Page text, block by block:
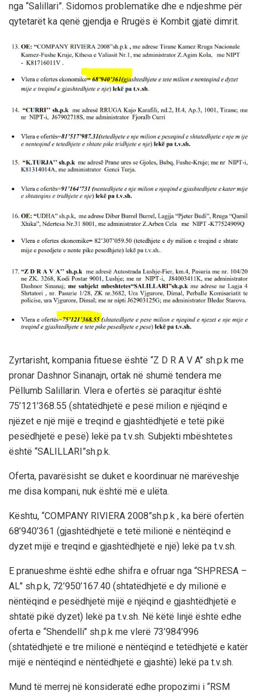
nga “Salillari”. Sidomos problematike dhe e ndjeshme për
qytetarët ka qenë gjendja e Rrugës ë Kombit gjatë dimrit.
Zyrtarisht, kompania fituese është “Z D R A V A’’ sh.p.k me
pronar Dashnor Sinanajn, ortak në shumë tendera me
Pëllumb Salillarin. Vlera e ofertës së paraqitur është
75’121’368.55 (shtatëdhjetë e pesë milion e njëqind e
njëzet e një mijë e treqind e gjashtëdhjetë e tetë pikë
pesëdhjetë e pesë) lekë pa t.v.sh. Subjekti mbështetes
është “SALILLARI”sh.p.k.
Oferta, pavarësisht se duket e koordinuar në marëveshje
me disa kompani, nuk është më e ulëta.
Kështu, “COMPANY RIVIERA 2008”sh.p.k , ka bërë ofertën
68’940’361 (gjashtëdhjetë e tetë milionë e nëntëqind e
dyzet mijë e treqind e gjashtëdhjetë e një) lekë pa t.v.sh.
E pranueshme është edhe shifra e ofruar nga “SHPRESA –
AL’’ sh.p.k, 72’950’167.40 (shtatëdhjetë e dy milionë e
nëntëqind e pesëdhjetë mijë e njëqind e gjashtëdhjetë e
shtatë pikë dyzet) lekë pa t.v.sh. Në këtë linjë është edhe
oferta e “Shendelli’’ sh.p.k me vlerë 73’984’996
(shtatëdhjetë e tre milionë e nëntëqind e tetëdhjetë e katër
mijë e nëntëqind e nëntëdhjetë e gjashtë) lekë pa t.v.sh.
Mund të merrej në konsideratë edhe propozimi i “RSM